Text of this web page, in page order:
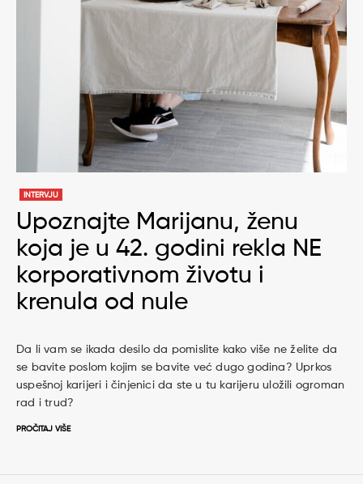
INTERVJU
Upoznajte Marijanu, ženu
koja je u 42. godini rekla NE
korporativnom životu i
krenula od nule
Da li vam se ikada desilo da pomislite kako više ne želite da
se bavite poslom kojim se bavite već dugo godina? Uprkos
uspešnoj karijeri i činjenici da ste u tu karijeru uložili ogroman
rad i trud?
PROČITAJ VIŠE